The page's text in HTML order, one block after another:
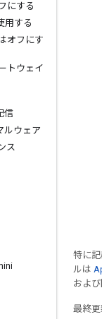
にする
用する
オフにす
トウェイ
信
ルウェア
ス
特に
ルは
およ
最終更